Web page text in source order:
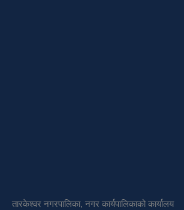
तारकेश्वर नगरपालिका, नगर कार्यपालिकाको कार्यालय